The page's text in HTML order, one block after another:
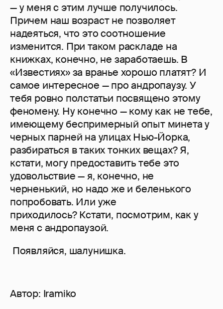
— у меня с этим лучше получилось.
Причем наш возраст не позволяет
надеяться, что это соотношение
изменится. При таком раскладе на
книжках, конечно, не заработаешь. В
«Известиях» за вранье хорошо платят? И
самое интересное — про андропаузу. У
тебя ровно полстатьи посвящено этому
феномену. Ну конечно — кому как не тебе,
имеющему беспримерный опыт минета у
черных парней на улицах Нью-Йорка,
разбираться в таких тонких вещах? Я,
кстати, могу предоставить тебе это
удовольствие — я, конечно, не
черненький, но надо же и беленького
попробовать. Или уже
приходилось? Кстати, посмотрим, как у
меня с андропаузой.
Появляйся, шалунишка.
Автор: Iramiko